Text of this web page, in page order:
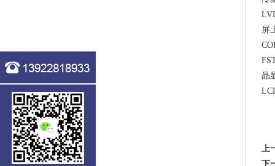
屏
晶
上
下